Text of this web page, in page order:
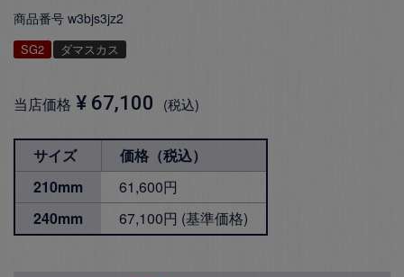
商品番号 w3bjs3jz2
SG2 ダマスカス
当店価格 ¥ 67,100 税込
サイズ
価格（税込）
210mm
61,600円
240mm
67,100円 (基準価格)